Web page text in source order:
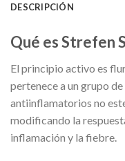
DESCRIPCIÓN
Qué es Strefen
El principio activo es
pertenece a un grupo
antiinflamatorios no
modificando la
inflamación y la fiebre.